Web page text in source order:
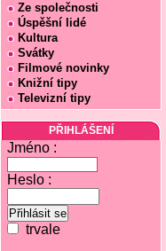
Ze společnosti
Úspěšní lidé
Kultura
Svátky
Filmové novinky
Knižní tipy
Televizní tipy
PŘIHLÁŠENÍ
Jméno :
Heslo :
trvale